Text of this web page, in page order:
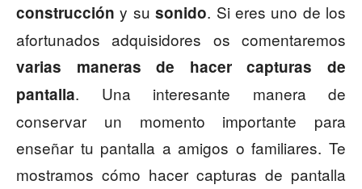
construcción y susonido. Si eres uno de los
afortunados adquisidores os comentaremos
varias maneras de hacer capturas de
pantalla. Una interesante manera de
conservar un momento importante para
enseñar tu pantalla a amigos o familiares. Te
mostramos cómo hacer capturas de pantalla